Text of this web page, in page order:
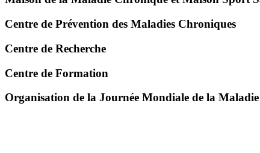
Centre de Prévention des Maladies Chroniques
Centre de Recherche
Centre de Formation
Organisation de la Journée Mondiale de la